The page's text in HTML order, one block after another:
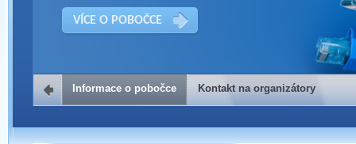
VÍCE O POBOČCE
Kontakt na organizátory
Pokud máte jakýkoliv dotaz na organizátory této
Informace o pobočce Kontakt na organizátory